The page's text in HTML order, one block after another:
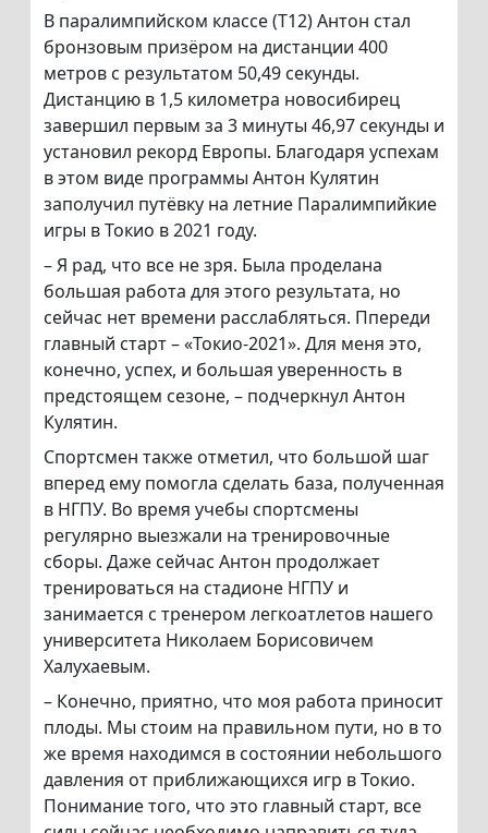
В паралимпийском классе (Т12) Антон стал
бронзовым призёром на дистанции 400
метров с результатом 50,49 секунды.
Дистанцию в 1,5 километра новосибирец
завершил первым за 3 минуты 46,97 секунды и
установил рекорд Европы. Благодаря успехам
в этом виде программы Антон Кулятин
заполучил путёвку на летние Паралимпийкие
игры в Токио в 2021 году.
– Я рад, что все не зря. Была проделана
большая работа для этого результата, но
сейчас нет времени расслабляться. Ппереди
главный старт – «Токио-2021». Для меня это,
конечно, успех, и большая уверенность в
предстоящем сезоне, – подчеркнул Антон
Кулятин.
Спортсмен также отметил, что большой шаг
вперед ему помогла сделать база, полученная
в НГПУ. Во время учебы спортсмены
регулярно выезжали на тренировочные
сборы. Даже сейчас Антон продолжает
тренироваться на стадионе НГПУ и
занимается с тренером легкоатлетов нашего
университета Николаем Борисовичем
Халухаевым.
– Конечно, приятно, что моя работа приносит
плоды. Мы стоим на правильном пути, но в то
же время находимся в состоянии небольшого
давления от приближающихся игр в Токио.
Понимание того, что это главный старт, все